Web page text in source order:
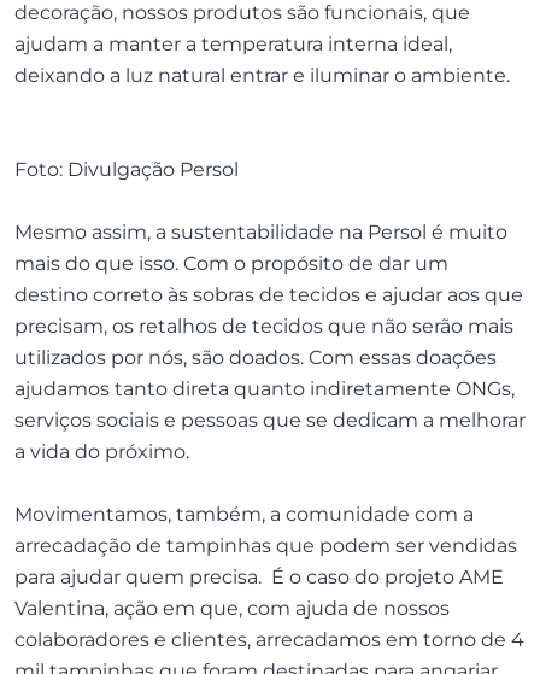
decoração, nossos produtos são funcionais, que
ajudam a manter a temperatura interna ideal,
deixando a luz natural entrar e iluminar o ambiente.
Foto: Divulgação Persol
Mesmo assim, a sustentabilidade na Persol é muito
mais do que isso. Com o propósito de dar um
destino correto às sobras de tecidos e ajudar aos que
precisam, os retalhos de tecidos que não serão mais
utilizados por nós, são doados. Com essas doações
ajudamos tanto direta quanto indiretamente ONGs,
serviços sociais e pessoas que se dedicam a melhorar
a vida do próximo.
Movimentamos, também, a comunidade com a
arrecadação de tampinhas que podem ser vendidas
para ajudar quem precisa. É o caso do projeto AME
Valentina, ação em que, com ajuda de nossos
colaboradores e clientes, arrecadamos em torno de 4